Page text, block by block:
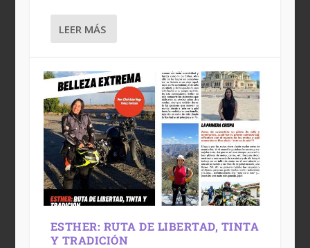
LEER MÁS
ESTHER: RUTA DE LIBERTAD, TINTA
Y TRADICIÓN